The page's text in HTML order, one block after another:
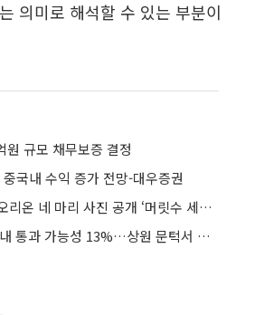
의미로 해석할 수 있는 부분이
원 규모 채무보증 결정
국내 수익 증가 전망-대우증권
‘킬미 힐미’ 박서준, 오리온 네 마리 사진 공개 ‘머릿수 세어보니 정말이네’
美 클래리티 법안 연내 통과 가능성 13%…상원 문턱서 제동